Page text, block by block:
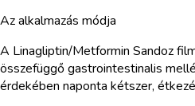
Az alkalmazás módja
A Linagliptin/Metformin Sandoz
összefüggő gastrointestinalis
érdekében naponta kétszer,